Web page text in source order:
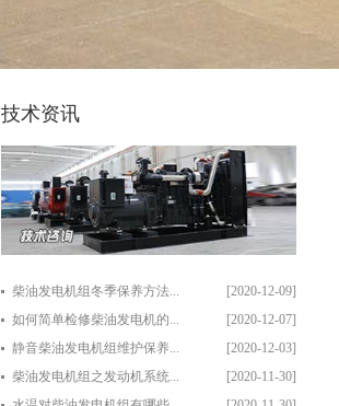
技术资讯
[2020-12-09]
柴油发电机组冬季保养方法...
[2020-12-07]
如何简单检修柴油发电机的...
[2020-12-03]
静音柴油发电机组维护保养...
[2020-11-30]
柴油发电机组之发动机系统...